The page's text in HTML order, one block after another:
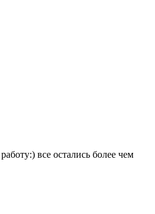
все остались более чем